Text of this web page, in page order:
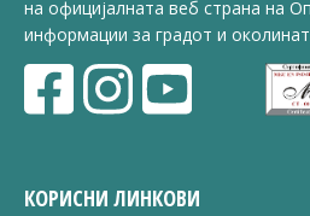
на официјалната веб страна на
информации за градот и
КОРИСНИ ЛИНКОВИ